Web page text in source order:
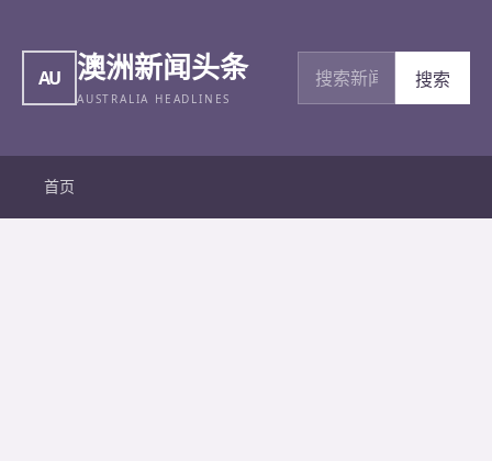
AU 澳洲新闻头条
AUSTRALIA HEADLINES
搜索新闻
搜索
首页